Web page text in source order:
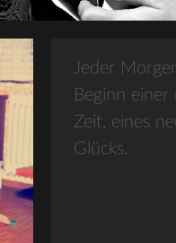
Jeder
Beginn einer
Zeit, eines
Glücks.